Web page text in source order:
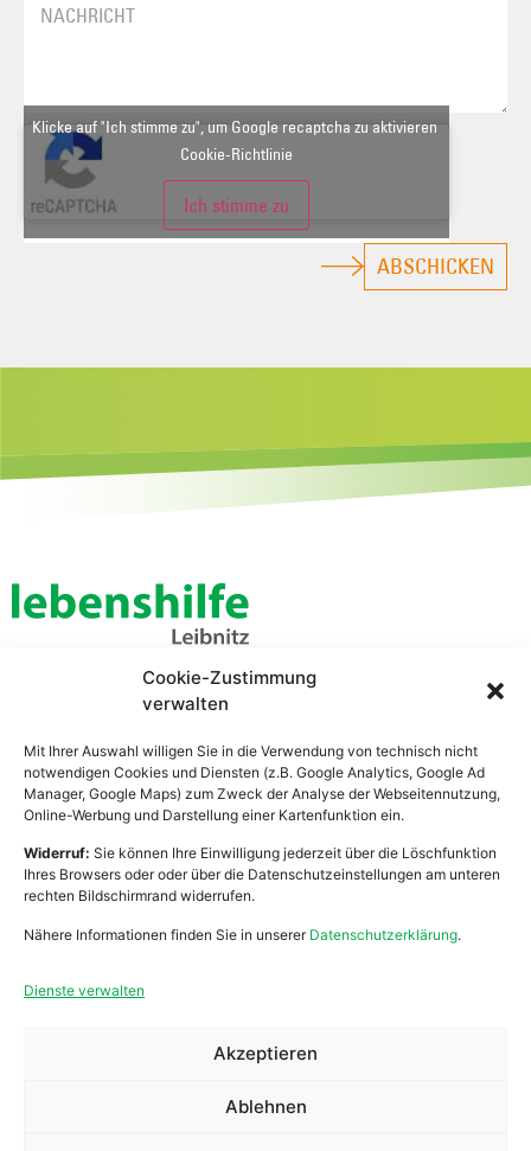
Cookie-Zustimmung
verwalten
Mit Ihrer Auswahl willigen Sie in die Verwendung von technisch nicht
notwendigen Cookies und Diensten (z.B. Google Analytics, Google Ad
Manager, Google Maps) zum Zweck der Analyse der Webseitennutzung,
Online-Werbung und Darstellung einer Kartenfunktion ein.
Widerruf: Sie können Ihre Einwilligung jederzeit über die Löschfunktion
Ihres Browsers oder oder über die Datenschutzeinstellungen am unteren
rechten Bildschirmrand widerrufen.
Nähere Informationen finden Sie in unserer Datenschutzerklärung.
Dienste verwalten
Akzeptieren
Ablehnen
Klicke auf "Ich stimme zu", um Google recaptcha zu aktivieren
Cookie-Richtlinie
Ich stimme zu
ABSCHICKEN
Lebenshilfe Leibnitz
Zentrale Verwaltung
8430 Leibnitz
Arbeiten
Praktikum
Kontakt